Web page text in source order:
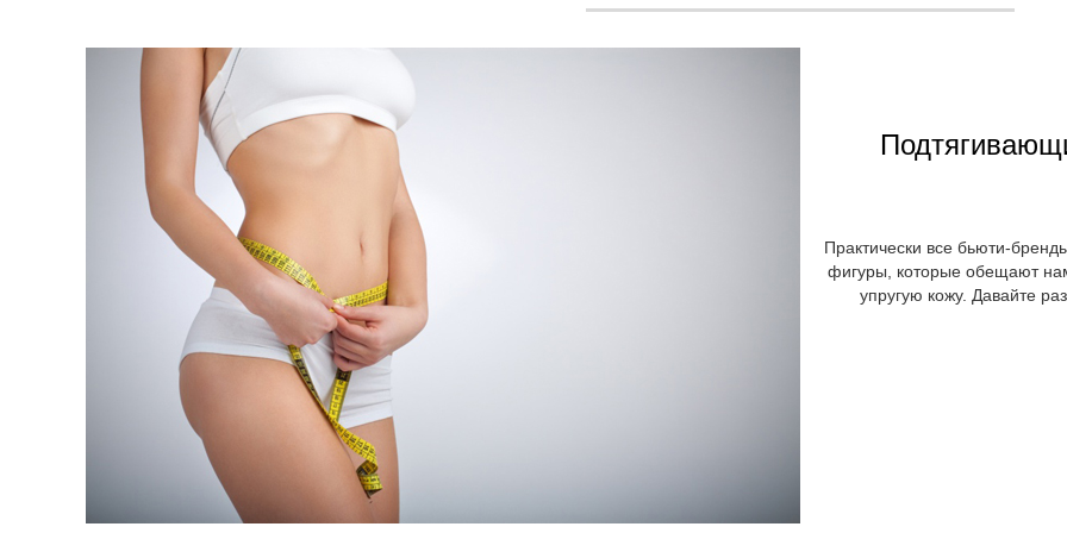
Практически все бьюти-
фигуры, которые обещают
упругую кожу. Давайте